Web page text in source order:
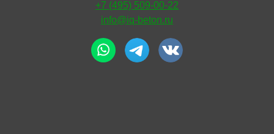
+7 (495) 509-00-22
info@iq-beton.ru